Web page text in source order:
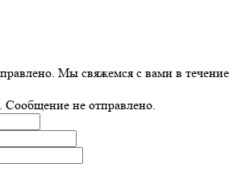
Мы свяжемся с вами в течение
не отправлено.